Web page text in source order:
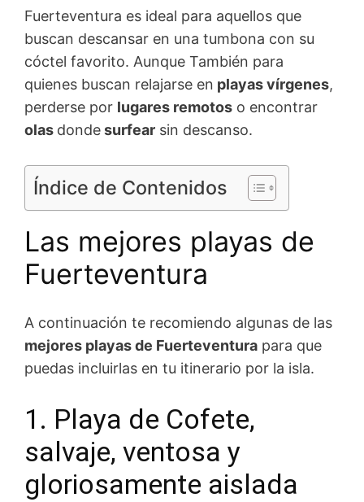
Fuerteventura es ideal para aquellos que
buscan descansar en una tumbona con su
cóctel favorito. Aunque También para
quienes buscan relajarse en playas vírgenes,
perderse por lugares remotos o encontrar
olas dondesurfear sin descanso.
Índice de Contenidos
Las mejores playas de
Fuerteventura
A continuación te recomiendo algunas de las
mejores playas de Fuerteventura para que
puedas incluirlas en tu itinerario por la isla.
1. Playa de Cofete,
salvaje, ventosa y
gloriosamente aislada